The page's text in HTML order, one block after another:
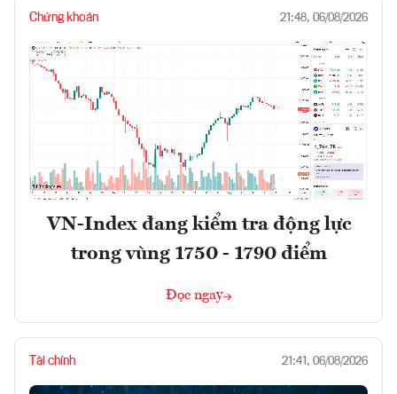
Chứng khoán 21:48, 06/08/2026
VN-Index đang kiểm tra động lực
trong vùng 1750 - 1790 điểm
Đọc ngay
Tài chính 21:41, 06/08/2026